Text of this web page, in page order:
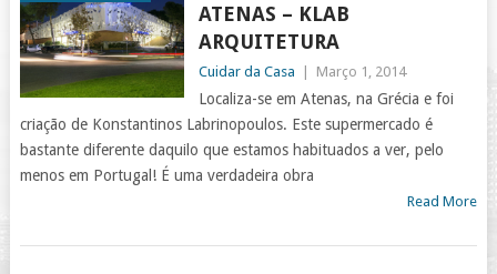
ATENAS – KLAB
ARQUITETURA
Cuidar da Casa Março 1, 2014
Localiza-se em Atenas, na Grécia e foi
criação de Konstantinos Labrinopoulos. Este supermercado é
bastante diferente daquilo que estamos habituados a ver, pelo
menos em Portugal! É uma verdadeira obra
Read More